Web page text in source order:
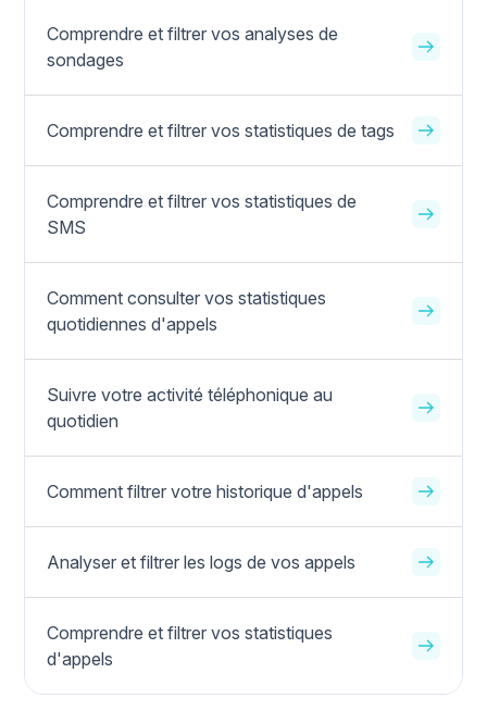
Comprendre et filtrer vos analyses de
sondages
Comprendre et filtrer vos statistiques de tags
Comprendre et filtrer vos statistiques de
SMS
Comment consulter vos statistiques
quotidiennes d'appels
Suivre votre activité téléphonique au
quotidien
Comment filtrer votre historique d'appels
Analyser et filtrer les logs de vos appels
Comprendre et filtrer vos statistiques
d'appels